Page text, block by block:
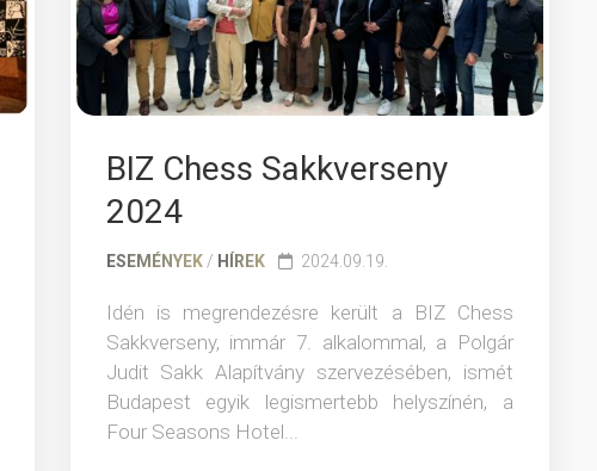
BIZ Chess Sakkverseny
2024
ESEMÉNYEK/ HÍREK 2024.09.19.
Idén is megrendezésre került a BIZ Chess
Sakkverseny, immár 7. alkalommal, a Polgár
Judit Sakk Alapítvány szervezésében, ismét
Budapest egyik legismertebb helyszínén, a
Four Seasons Hotel...